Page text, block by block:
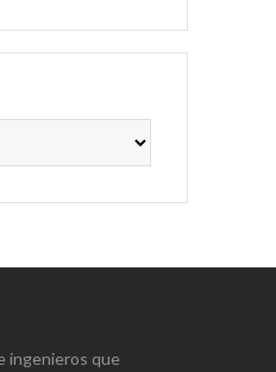
ingenieros que